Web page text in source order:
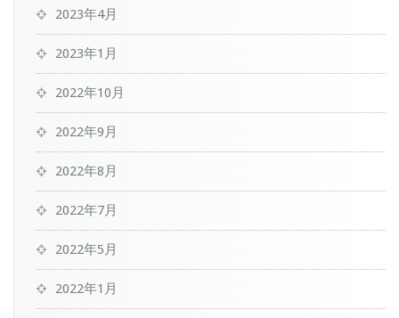
2023年4月
2023年1月
2022年10月
2022年9月
2022年8月
2022年7月
2022年5月
2022年1月